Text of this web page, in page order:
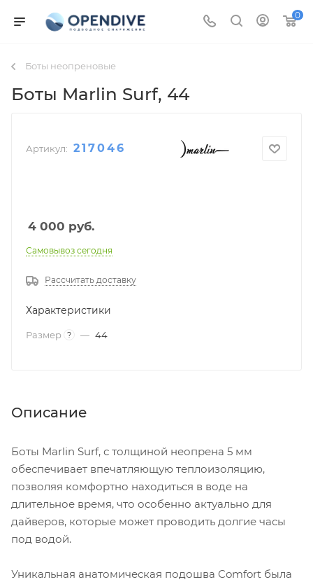
0
Боты неопреновые
Боты Marlin Surf, 44
Артикул: 217046
4 000 руб.
Самовывоз сегодня
Рассчитать доставку
Характеристики
Размер ? — 44
Описание
Боты Marlin Surf, с толщиной неопрена 5 мм
обеспечивает впечатляющую теплоизоляцию,
позволяя комфортно находиться в воде на
длительное время, что особенно актуально для
дайверов, которые может проводить долгие часы
под водой.
Уникальная анатомическая подошва Comfort была